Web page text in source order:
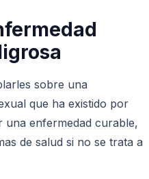
sobre una
que ha existido por
una enfermedad curable,
de salud si no se trata a